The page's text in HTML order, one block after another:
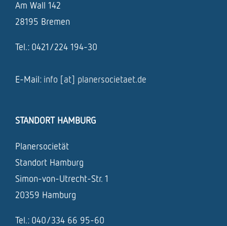
Am Wall 142
28195 Bremen
Tel.: 0421/224 194-30
E-Mail: info [at] planersocietaet.de
STANDORT HAMBURG
Planersocietät
Standort Hamburg
Simon-von-Utrecht-Str. 1
20359 Hamburg
Tel.: 040/334 66 95-60